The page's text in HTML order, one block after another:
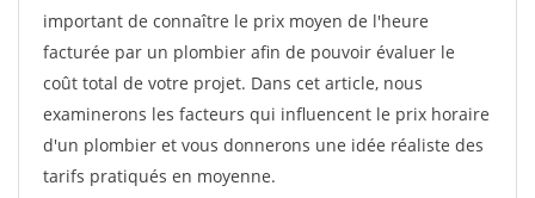
important de connaître le prix moyen de l'heure
facturée par un plombier afin de pouvoir évaluer le
coût total de votre projet. Dans cet article, nous
examinerons les facteurs qui influencent le prix horaire
d'un plombier et vous donnerons une idée réaliste des
tarifs pratiqués en moyenne.